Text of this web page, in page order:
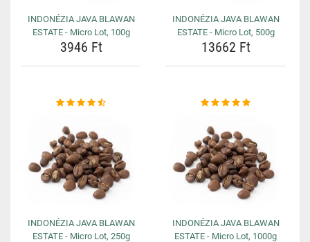
INDONÉZIA JAVA BLAWAN
ESTATE - Micro Lot, 100g
3946 Ft
INDONÉZIA JAVA BLAWAN
ESTATE - Micro Lot, 500g
13662 Ft
INDONÉZIA JAVA BLAWAN
ESTATE - Micro Lot, 250g
INDONÉZIA JAVA BLAWAN
ESTATE - Micro Lot, 1000g